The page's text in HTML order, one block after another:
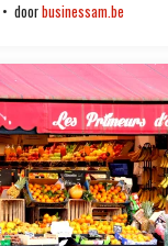
doorbusinessam.be